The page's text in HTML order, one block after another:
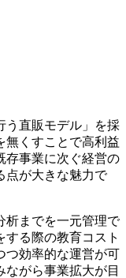
う直販モデル」を採
無くすことで高利益
存事業に次ぐ経営の
点が大きな魅力で
析までを一元管理で
する際の教育コスト
つ効率的な運営が可
がら事業拡大が目